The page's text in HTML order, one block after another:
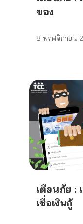
ของ
8 พฤศจิกายน
เตือนภัย :
เชื่อเงินกู้